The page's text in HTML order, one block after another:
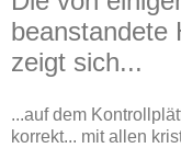
beanstandete
zeigt sich...
...auf dem
korrekt... mit allen